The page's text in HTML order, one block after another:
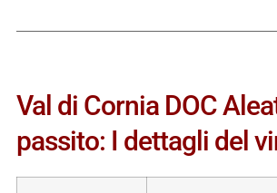
Val di Cornia DOC
passito: I dettagli del